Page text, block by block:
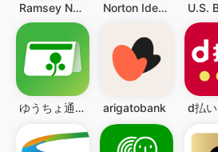
Ramsey Network Norton Identity
ゆうちょ通帳アプリ-銀行の通帳アプリ arigatobank